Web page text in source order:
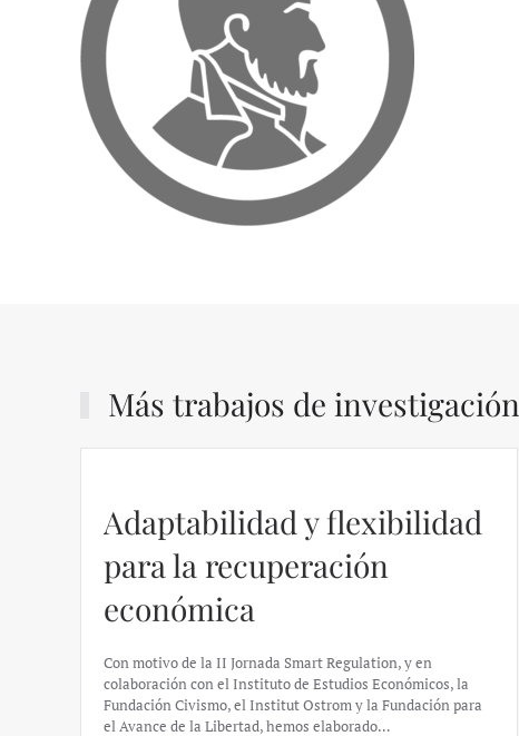
Más trabajos de investigación
Adaptabilidad y flexibilidad
para la recuperación
económica
Con motivo de la II Jornada Smart Regulation, y en
colaboración con el Instituto de Estudios Económicos, la
Fundación Civismo, el Institut Ostrom y la Fundación para
el Avance de la Libertad, hemos elaborado…